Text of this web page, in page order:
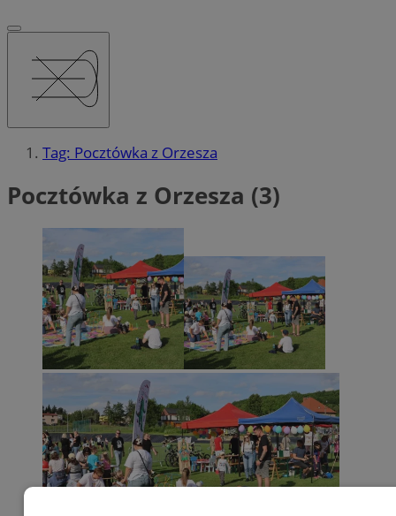
Tag: Pocztówka z Orzesza
Pocztówka z Orzesza (3)